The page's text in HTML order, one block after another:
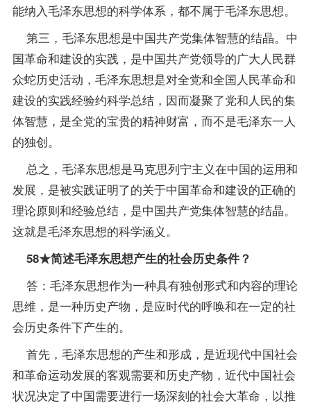
能纳入毛泽东思想的科学体系，都不属于毛泽东思想。
第三，毛泽东思想是中国共产党集体智慧的结晶。中
国革命和建设的实践，是中国共产党领导的广大人民群
众蛇历史活动，毛泽东思想是对全党和全国人民革命和
建设的实践经验约科学总结，因而凝聚了党和人民的集
体智慧，是全党的宝贵的精神财富，而不是毛泽东一人
的独创。
总之，毛泽东思想是马克思列宁主义在中国的运用和
发展，是被实践证明了的关于中国革命和建设的正确的
理论原则和经验总结，是中国共产党集体智慧的结晶。
这就是毛泽东思想的科学涵义。
58★简述毛泽东思想产生的社会历史条件？
答：毛泽东思想作为一种具有独创形式和内容的理论
思维，是一种历史产物，是应时代的呼唤和在一定的社
会历史条件下产生的。
首先，毛泽东思想的产生和形成，是近现代中国社会
和革命运动发展的客观需要和历史产物，近代中国社会
状况决定了中国需要进行一场深刻的社会大革命，以推